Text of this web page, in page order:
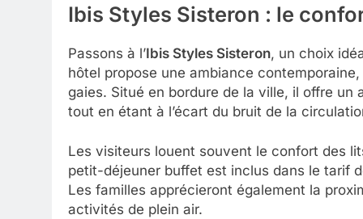
Ibis Styles Sisteron : le
Passons à l’Ibis Styles Sisteron, un choix
hôtel propose une ambiance
gaies. Situé en bordure de la ville, il offre
tout en étant à l’écart du bruit de la
Les visiteurs louent souvent le confort des
petit-déjeuner buffet est inclus dans le tarif
Les familles apprécieront également la
activités de plein air.